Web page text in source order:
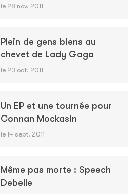
le 28 nov. 2011
Plein de gens biens au
chevet de Lady Gaga
le 23 oct. 2011
Un EP et une tournée pour
Connan Mockasin
le 14 sept. 2011
Même pas morte : Speech
Debelle